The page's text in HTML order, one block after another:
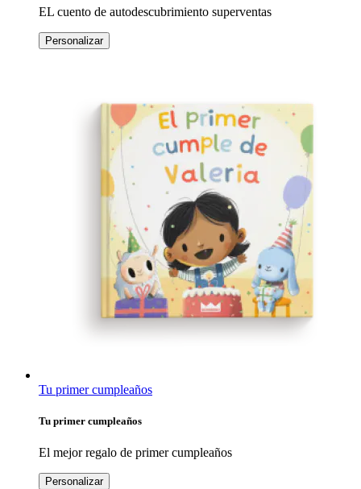
EL cuento de autodescubrimiento superventas
Personalizar
Tu primer cumpleaños
Tu primer cumpleaños
El mejor regalo de primer cumpleaños
Personalizar